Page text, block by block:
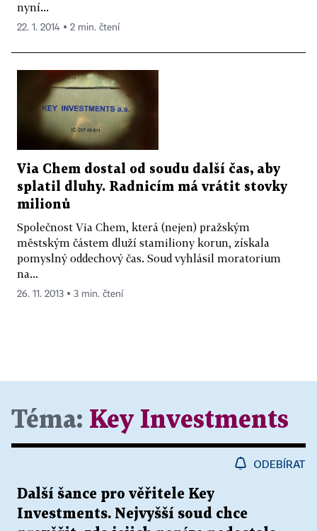
nyní...
22. 1. 2014 ▪ 2 min. čtení
Via Chem dostal od soudu další čas, aby
splatil dluhy. Radnicím má vrátit stovky
milionů
Společnost Via Chem, která (nejen) pražským
městským částem dluží stamiliony korun, získala
pomyslný oddechový čas. Soud vyhlásil moratorium
na...
26. 11. 2013 ▪ 3 min. čtení
Téma: Key Investments
ODEBÍRAT
Další šance pro věřitele Key
Investments. Nejvyšší soud chce